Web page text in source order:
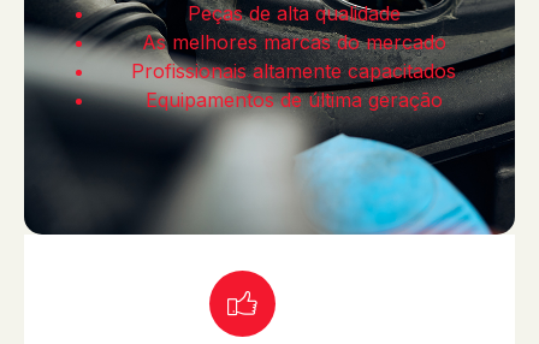
Peças de alta qualidade
As melhores marcas do mercado
Profissionais altamente capacitados
Equipamentos de última geração